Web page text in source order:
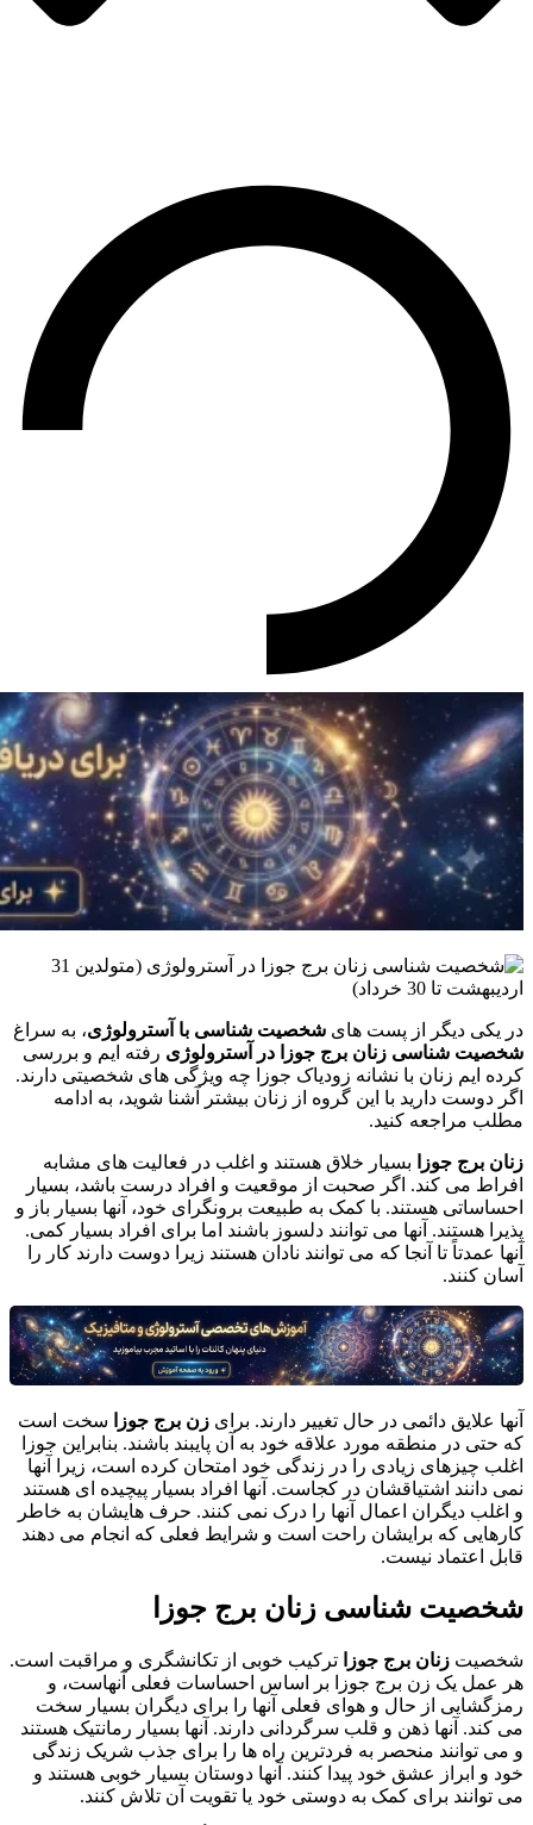
در یکی دیگر از پست های شخصیت شناسی با آسترولوژی، به سراغ
شخصیت شناسی زنان برج جوزا در آسترولوژی رفته ایم و بررسی
کرده ایم زنان با نشانه زودیاک جوزا چه ویژگی های شخصیتی دارند.
اگر دوست دارید با این گروه از زنان بیشتر آشنا شوید، به ادامه
مطلب مراجعه کنید.
زنان برج جوزا
بسیار خلاق هستند و اغلب در فعالیت های مشابه
افراط می کند. اگر صحبت از موقعیت و افراد درست باشد، بسیار
احساساتی هستند. با کمک به طبیعت برونگرای خود، آنها بسیار باز و
پذیرا هستند. آنها می توانند دلسوز باشند اما برای افراد بسیار کمی.
آنها عمدتاً تا آنجا که می توانند نادان هستند زیرا دوست دارند کار را
آسان کنند.
آنها علایق دائمی در حال تغییر دارند. برای زن برج جوزا
سخت است
که حتی در منطقه مورد علاقه خود به آن پایبند باشند. بنابراین جوزا
اغلب چیزهای زیادی را در زندگی خود امتحان کرده است، زیرا آنها
نمی دانند اشتیاقشان در کجاست. آنها افراد بسیار پیچیده ای هستند
و اغلب دیگران اعمال آنها را درک نمی کنند. حرف هایشان به خاطر
کارهایی که برایشان راحت است و شرایط فعلی که انجام می دهند
قابل اعتماد نیست.
شخصیت شناسی زنان برج جوزا
شخصیت زنان برج جوزا
ترکیب خوبی از تکانشگری و مراقبت است.
هر عمل یک زن برج جوزا بر اساس احساسات فعلی آنهاست، و
رمزگشایی از حال و هوای فعلی آنها را برای دیگران بسیار سخت
می کند. آنها ذهن و قلب سرگردانی دارند. آنها بسیار رمانتیک هستند
و می توانند منحصر به فردترین راه ها را برای جذب شریک زندگی
خود و ابراز عشق خود پیدا کنند. آنها دوستان بسیار خوبی هستند و
می توانند برای کمک به دوستی خود یا تقویت آن تلاش کنند.